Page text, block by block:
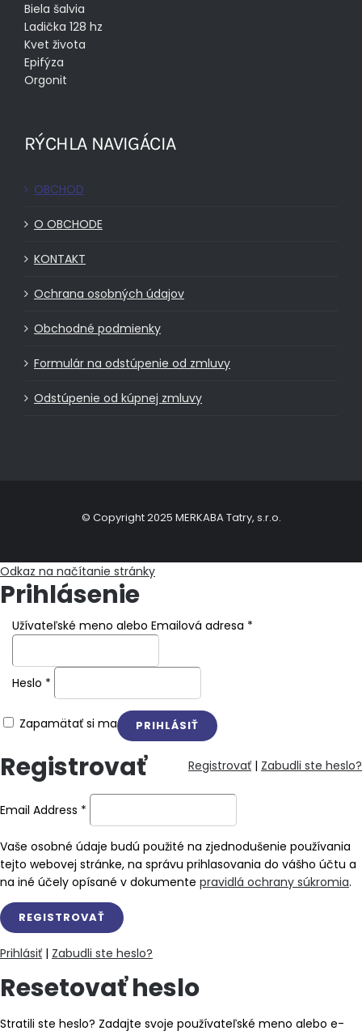
Biela šalvia
Ladička 128 hz
Kvet života
Epifýza
Orgonit
RÝCHLA NAVIGÁCIA
OBCHOD
O OBCHODE
KONTAKT
Ochrana osobných údajov
Obchodné podmienky
Formulár na odstúpenie od zmluvy
Odstúpenie od kúpnej zmluvy
© Copyright 2025 MERKABA Tatry, s.r.o.
Odkaz na načítanie stránky
Prihlásenie
Užívateľské meno alebo Emailová adresa *
Heslo *
Zapamätať si ma
Registrovať | Zabudli ste heslo?
Registrovať
Email Address *
Vaše osobné údaje budú použité na zjednodušenie používania
tejto webovej stránke, na správu prihlasovania do vášho účtu a
na iné účely opísané v dokumente pravidlá ochrany súkromia.
Prihlásiť | Zabudli ste heslo?
Resetovať heslo
Stratili ste heslo? Zadajte svoje používateľské meno alebo e-